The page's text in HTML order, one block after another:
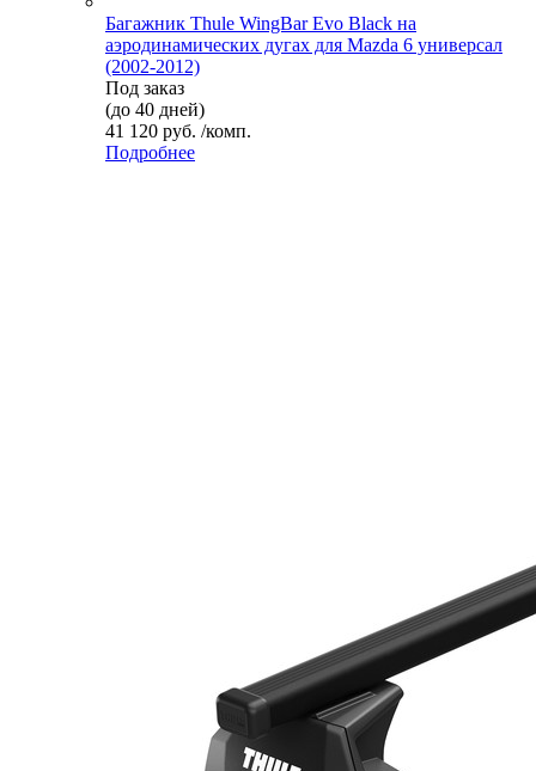
Багажник Thule WingBar Evo Black на
аэродинамических дугах для Mazda 6 универсал
(2002-2012)
Под заказ
(до 40 дней)
41 120 руб. /комп.
Подробнее